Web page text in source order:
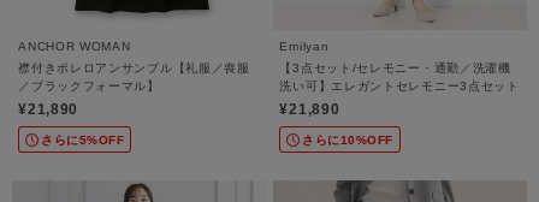
ANCHOR WOMAN
襟付きボレロアンサンブル【礼服／喪服
／ブラックフォーマル】
¥21,890
さらに5%OFF
Emilyan
【3点セット/セレモニー・通勤／洗濯機
洗い可】エレガントセレモニー3点セット
¥21,890
さらに10%OFF